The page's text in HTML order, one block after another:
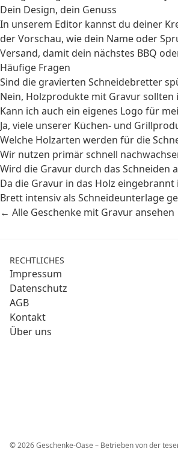
Dein Design, dein Genuss
In unserem Editor kannst du deiner
der Vorschau, wie dein Name oder
Versand, damit dein nächstes BBQ
Häufige Fragen
Sind die gravierten Schneidebretter
Nein, Holzprodukte mit Gravur
Kann ich auch ein eigenes Logo für
Ja, viele unserer Küchen- und
Welche Holzarten werden für die
Wir nutzen primär schnell
Wird die Gravur durch das Schneiden
Da die Gravur in das Holz
Brett intensiv als Schneideunterlage
← Alle Geschenke mit Gravur ansehen
RECHTLICHES
Impressum
Datenschutz
AGB
Kontakt
Über uns
© 2026 Geschenke-Oase – Betrieben von der